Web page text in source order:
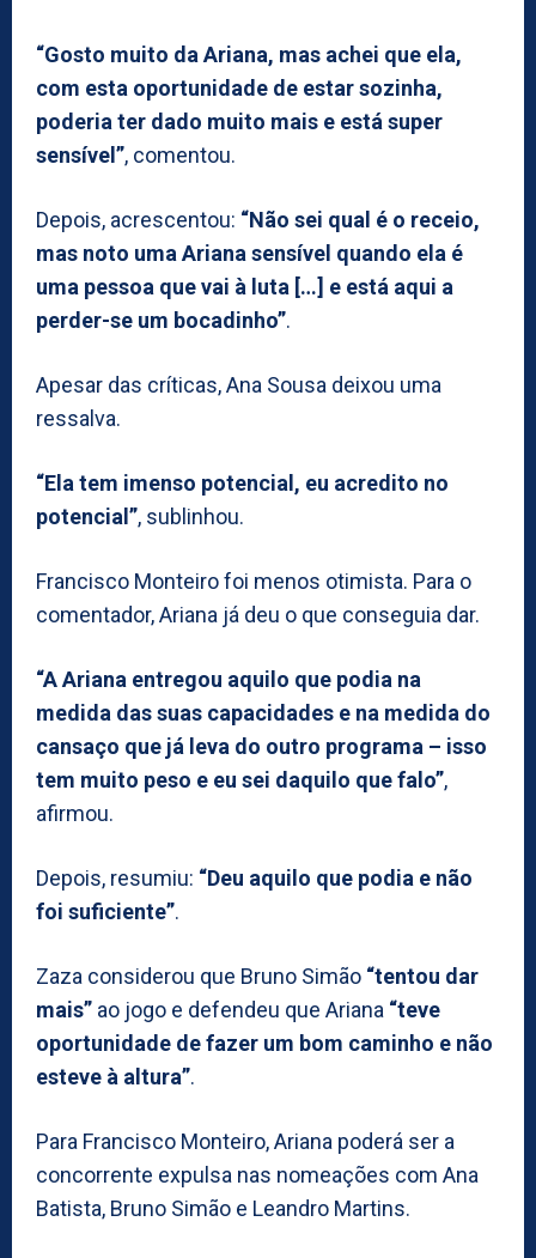
“Gosto muito da Ariana, mas achei que ela,
com esta oportunidade de estar sozinha,
poderia ter dado muito mais e está super
sensível”, comentou.
Depois, acrescentou: “Não sei qual é o receio,
mas noto uma Ariana sensível quando ela é
uma pessoa que vai à luta […] e está aqui a
perder-se um bocadinho”.
Apesar das críticas, Ana Sousa deixou uma
ressalva.
“Ela tem imenso potencial, eu acredito no
potencial”, sublinhou.
Francisco Monteiro foi menos otimista. Para o
comentador, Ariana já deu o que conseguia dar.
“A Ariana entregou aquilo que podia na
medida das suas capacidades e na medida do
cansaço que já leva do outro programa – isso
tem muito peso e eu sei daquilo que falo”,
afirmou.
Depois, resumiu: “Deu aquilo que podia e não
foi suficiente”.
Zaza considerou que Bruno Simão “tentou dar
mais” ao jogo e defendeu que Ariana “teve
oportunidade de fazer um bom caminho e não
esteve à altura”.
Para Francisco Monteiro, Ariana poderá ser a
concorrente expulsa nas nomeações com Ana
Batista, Bruno Simão e Leandro Martins.